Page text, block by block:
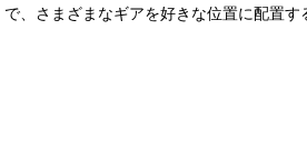
で、さまざまなギアを好きな位置に配置す